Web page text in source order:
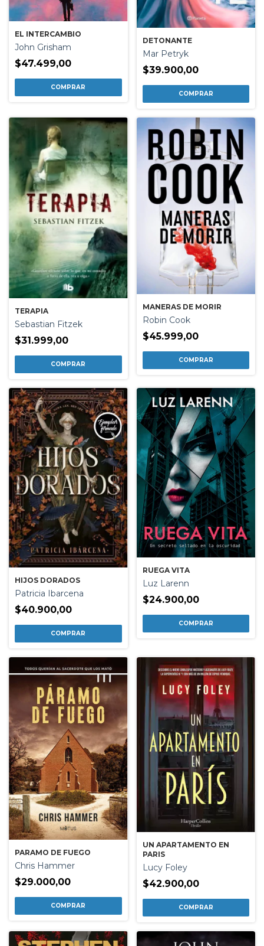
EL INTERCAMBIO
John Grisham
$47.499,00
DETONANTE
Mar Petryk
$39.900,00
TERAPIA
Sebastian Fitzek
$31.999,00
MANERAS DE MORIR
Robin Cook
$45.999,00
HIJOS DORADOS
Patricia Ibarcena
$40.900,00
RUEGA VITA
Luz Larenn
$24.900,00
PARAMO DE FUEGO
Chris Hammer
$29.000,00
UN APARTAMENTO EN
PARIS
Lucy Foley
$42.900,00